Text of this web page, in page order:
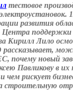
тестовое
развития
Центра поддержки
Кирилл Лило
рассказывает,
почему новый
Павликову в их
чем рискует